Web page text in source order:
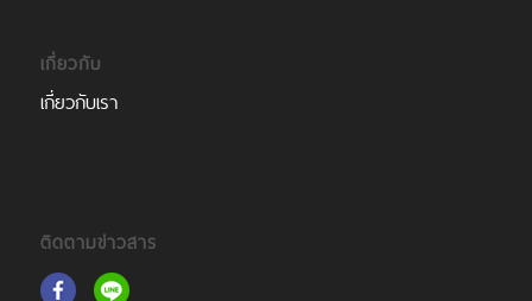
เกี่ยวกับ
เกี่ยวกับเรา
ติดตามข่าวสาร